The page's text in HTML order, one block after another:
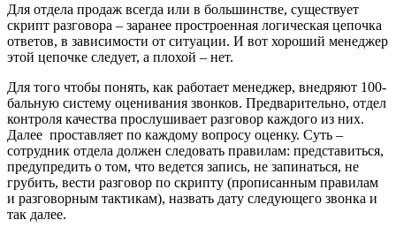
Для отдела продаж всегда или в большинстве, существует
скрипт разговора – заранее простроенная логическая цепочка
ответов, в зависимости от ситуации. И вот хороший менеджер
этой цепочке следует, а плохой – нет.
Для того чтобы понять, как работает менеджер, внедряют 100-
бальную систему оценивания звонков. Предварительно, отдел
контроля качества прослушивает разговор каждого из них.
Далее проставляет по каждому вопросу оценку. Суть –
сотрудник отдела должен следовать правилам: представиться,
предупредить о том, что ведется запись, не запинаться, не
грубить, вести разговор по скрипту (прописанным правилам
и разговорным тактикам), назвать дату следующего звонка и
так далее.